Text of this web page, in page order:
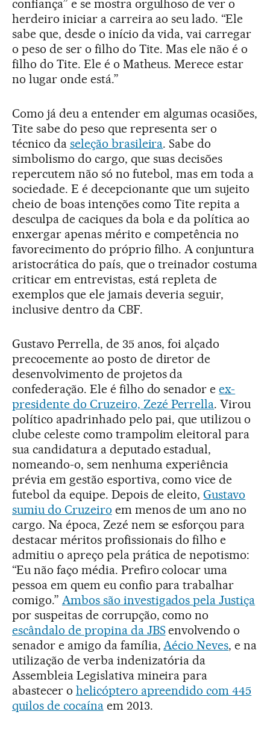
confiança” e se mostra orgulhoso de ver o
herdeiro iniciar a carreira ao seu lado. “Ele
sabe que, desde o início da vida, vai carregar
o peso de ser o filho do Tite. Mas ele não é o
filho do Tite. Ele é o Matheus. Merece estar
no lugar onde está.”
Como já deu a entender em algumas ocasiões,
Tite sabe do peso que representa ser o
técnico da seleção brasileira. Sabe do
simbolismo do cargo, que suas decisões
repercutem não só no futebol, mas em toda a
sociedade. E é decepcionante que um sujeito
cheio de boas intenções como Tite repita a
desculpa de caciques da bola e da política ao
enxergar apenas mérito e competência no
favorecimento do próprio filho. A conjuntura
aristocrática do país, que o treinador costuma
criticar em entrevistas, está repleta de
exemplos que ele jamais deveria seguir,
inclusive dentro da CBF.
Gustavo Perrella, de 35 anos, foi alçado
precocemente ao posto de diretor de
desenvolvimento de projetos da
confederação. Ele é filho do senador eex-
presidente do Cruzeiro, Zezé Perrella. Virou
político apadrinhado pelo pai, que utilizou o
clube celeste como trampolim eleitoral para
sua candidatura a deputado estadual,
nomeando-o, sem nenhuma experiência
prévia em gestão esportiva, como vice de
futebol da equipe. Depois de eleito,Gustavo
sumiu do Cruzeiro em menos de um ano no
cargo. Na época, Zezé nem se esforçou para
destacar méritos profissionais do filho e
admitiu o apreço pela prática de nepotismo:
“Eu não faço média. Prefiro colocar uma
pessoa em quem eu confio para trabalhar
comigo.” Ambos são investigados pela Justiça
por suspeitas de corrupção, como no
escândalo de propina da JBS envolvendo o
senador e amigo da família,Aécio Neves, e na
utilização de verba indenizatória da
Assembleia Legislativa mineira para
abastecer o helicóptero apreendido com 445
quilos de cocaínaem 2013.